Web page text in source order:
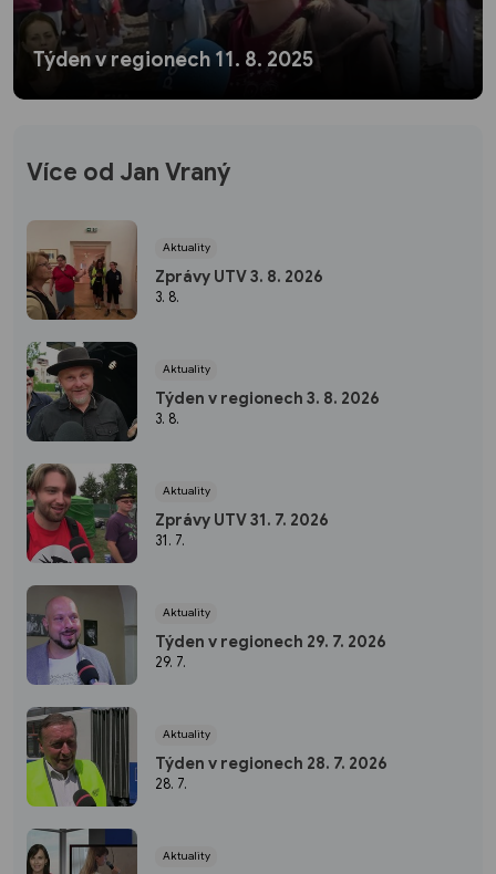
Týden v regionech 11. 8. 2025
Více od Jan Vraný
Aktuality
Zprávy UTV 3. 8. 2026
3. 8.
Aktuality
Týden v regionech 3. 8. 2026
3. 8.
Aktuality
Zprávy UTV 31. 7. 2026
31. 7.
Aktuality
Týden v regionech 29. 7. 2026
29. 7.
Aktuality
Týden v regionech 28. 7. 2026
28. 7.
Aktuality